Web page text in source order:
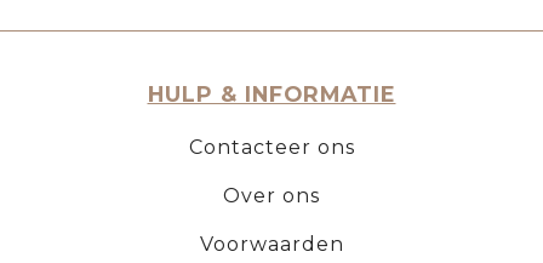
HULP & INFORMATIE
Contacteer ons
Over ons
Voorwaarden